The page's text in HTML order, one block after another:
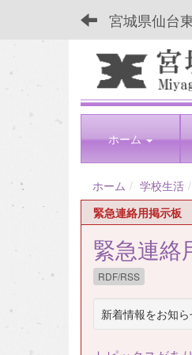
宮城県仙台
ホーム
ホーム 学校生活
緊急連絡用掲示板
緊急連絡
RDF/RSS
新着情報をお知ら